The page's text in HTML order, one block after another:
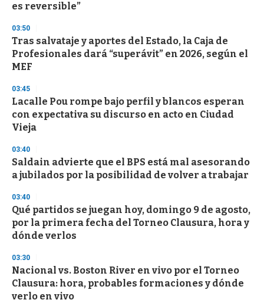
3
s
e
c
o
n
es reversible”
03:50
Tras salvataje y aportes del Estado, la Caja de
Profesionales dará “superávit” en 2026, según el
MEF
03:45
Lacalle Pou rompe bajo perfil y blancos esperan
con expectativa su discurso en acto en Ciudad
Vieja
03:40
Saldain advierte que el BPS está mal asesorando
a jubilados por la posibilidad de volver a trabajar
03:40
Qué partidos se juegan hoy, domingo 9 de agosto,
por la primera fecha del Torneo Clausura, hora y
dónde verlos
03:30
Nacional vs. Boston River en vivo por el Torneo
Clausura: hora, probables formaciones y dónde
verlo en vivo